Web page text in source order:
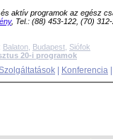
aktív programok az egész
, Tel.: (88) 453-122, (70)
Balaton Budapest Siófok
20-i programok
Konferencia